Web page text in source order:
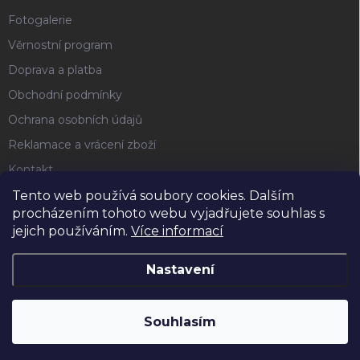
Tento web používá soubory cookies. Dalším
procházením tohoto webu vyjadřujete souhlas s
jejich používáním. Více informací
Nastavení
Souhlasím
Fotogalerie
Věrnostní program
Doprava a platba
Obchodní podmínky
Ochrana osobních údajů
Reklamace a vrácení zboží
Kontakt
FACEBOOK
Horse4u . Všechna práva vyhrazena.